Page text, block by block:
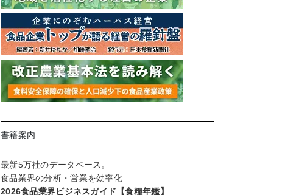
書籍案内
最新5万社のデータベース。
食品業界の分析・営業を効率化
2026食品業界ビジネスガイド【食糧年鑑】